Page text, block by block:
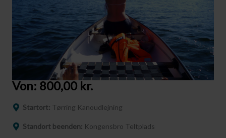
Von: 800,00 kr.
Startort: Tørring Kanoudlejning
Standort beenden: Kongensbro Teltplads